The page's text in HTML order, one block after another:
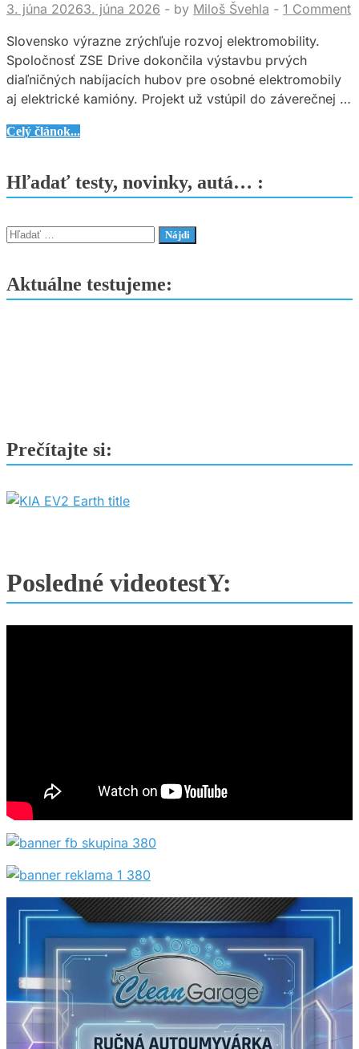
3. júna 20263. júna 2026 - by Miloš Švehla - 1 Comment
Slovensko výrazne zrýchľuje rozvoj elektromobility.
Spoločnosť ZSE Drive dokončila výstavbu prvých
diaľničných nabíjacích hubov pre osobné elektromobily
aj elektrické kamióny. Projekt už vstúpil do záverečnej …
ZSE
prvé
nabíjacie
huby.
aj
kamióny
Celý článok...
Hľadať testy, novinky, autá… :
Hľadať:
Aktuálne testujeme:
Prečítajte si:
Posledné videotestY: